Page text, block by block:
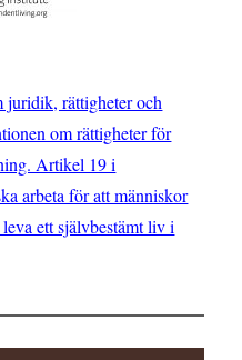
juridik, rättigheter och
om rättigheter för
Artikel 19 i
arbeta för att människor
ett självbestämt liv i